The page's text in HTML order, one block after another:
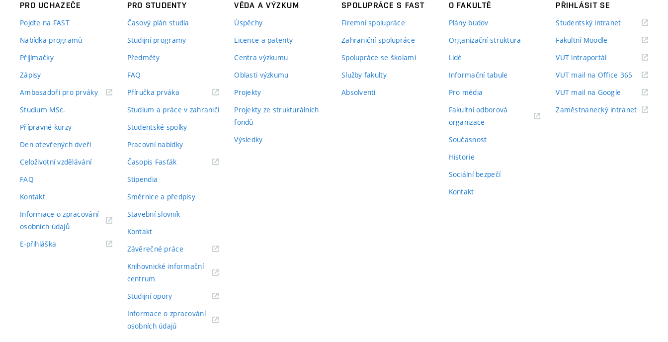
PRO UCHAZEČE
Pojďte na FAST
Nabídka programů
Přijímačky
Zápisy
Ambasadoři pro prváky(externí
Studium MSc.
Přípravné kurzy
Den otevřených dveří
Celoživotní vzdělávání
FAQ
Kontakt
Informace o zpracování
osobních údajů(externí
E-přihláška
PRO STUDENTY
Časový plán studia
Studijní programy
Předměty
FAQ
Příručka prváka(externí
Studium a práce v zahraničí
Studentské spolky
Pracovní nabídky
Časopis Fasťák(externí
Stipendia
Směrnice a předpisy
Stavební slovník
Kontakt
Závěrečné práce(externí
Knihovnické informační
centrum
Studijní opory(externí
Informace o zpracování
osobních údajů(externí
VĚDA A VÝZKUM
Úspěchy
Licence a patenty
Centra výzkumu
Oblasti výzkumu
Projekty
Projekty ze strukturálních
fondů
Výsledky
SPOLUPRÁCE S FAST
Firemní spolupráce
Zahraniční spolupráce
Spolupráce se školami
Služby fakulty
Absolventi
O FAKULTĚ
Plány budov
Organizační struktura
Lidé
Informační tabule
Pro média
Fakultní odborová
organizace
Současnost
Historie
Sociální bezpečí
Kontakt
PŘIHLÁSIT SE
Studentský intranet(externí
Fakultní Moodle
VUT intraportál(externí
VUT mail na Office 365 (externí
odkaz)
VUT mail na Google (externí
Zaměstnanecký intranet(externí